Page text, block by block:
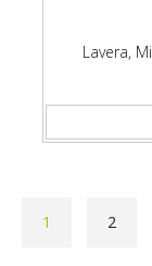
Lavera,
1 2